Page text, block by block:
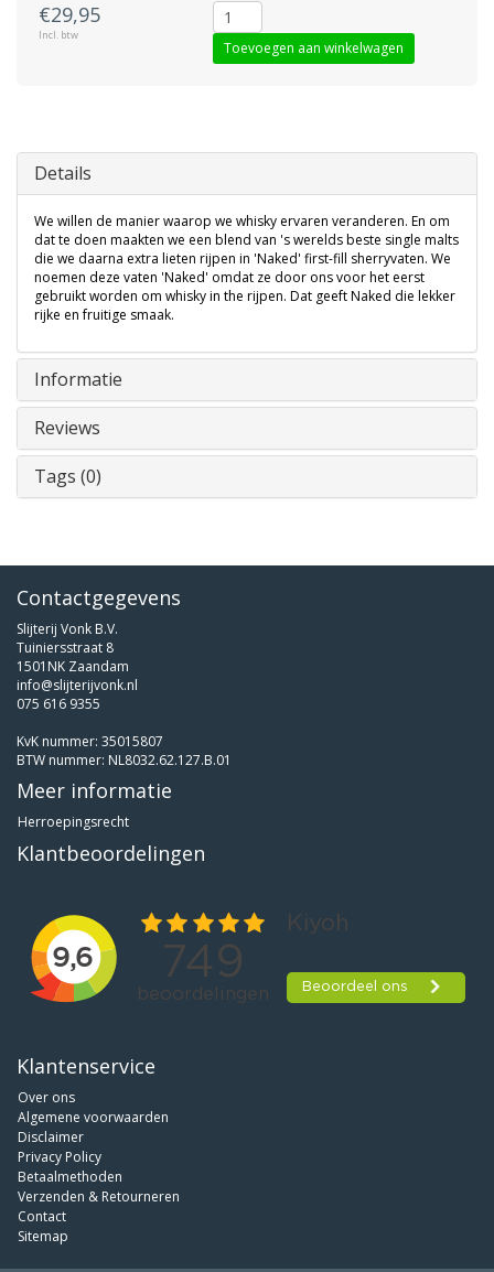
€29,95
Incl. btw
Toevoegen aan winkelwagen
Details
We willen de manier waarop we whisky ervaren veranderen. En om
dat te doen maakten we een blend van 's werelds beste single malts
die we daarna extra lieten rijpen in 'Naked' first-fill sherryvaten. We
noemen deze vaten 'Naked' omdat ze door ons voor het eerst
gebruikt worden om whisky in the rijpen. Dat geeft Naked die lekker
rijke en fruitige smaak.
Informatie
Reviews
Tags (0)
Contactgegevens
Slijterij Vonk B.V.
Tuiniersstraat 8
1501NK Zaandam
info@slijterijvonk.nl
075 616 9355
KvK nummer: 35015807
BTW nummer: NL8032.62.127.B.01
Meer informatie
Herroepingsrecht
Klantbeoordelingen
Klantenservice
Over ons
Algemene voorwaarden
Disclaimer
Privacy Policy
Betaalmethoden
Verzenden & Retourneren
Contact
Sitemap